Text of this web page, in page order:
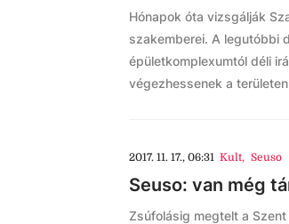
Hónapok óta vizsgálják
szakemberei. A legutóbbi
épületkomplexumtól déli
végezhessenek a
2017. 11. 17., 06:31 Kult, Seuso
Seuso: van még
Zsúfolásig megtelt a